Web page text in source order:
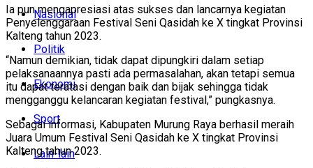
Nasional
Politik
Ekonomi
Sport
Lain-lain
Ia pun mengapresiasi atas sukses dan lancarnya kegiatan
Penyelenggaraan Festival Seni Qasidah ke X tingkat Provinsi
Kalteng tahun 2023.
“Namun demikian, tidak dapat dipungkiri dalam setiap
pelaksanaannya pasti ada permasalahan, akan tetapi semua
itu dapat teratasi dengan baik dan bijak sehingga tidak
mengganggu kelancaran kegiatan festival,” pungkasnya.
Sebagai informasi, Kabupaten Murung Raya berhasil meraih
Juara Umum Festival Seni Qasidah ke X tingkat Provinsi
Kalteng tahun 2023.